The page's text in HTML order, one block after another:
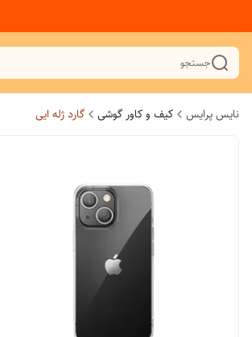
جستجو
نایس پرایس کیف و کاور گوشی گارد ژله ایی